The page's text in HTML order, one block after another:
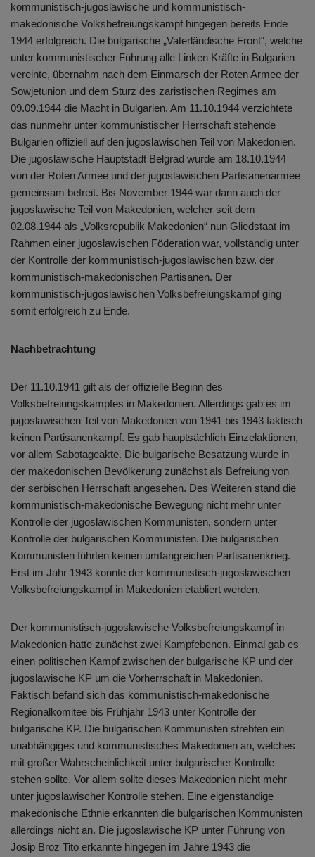
kommunistisch-jugoslawische und kommunistisch-
makedonische Volksbefreiungskampf hingegen bereits Ende
1944 erfolgreich. Die bulgarische „Vaterländische Front“, welche
unter kommunistischer Führung alle Linken Kräfte in Bulgarien
vereinte, übernahm nach dem Einmarsch der Roten Armee der
Sowjetunion und dem Sturz des zaristischen Regimes am
09.09.1944 die Macht in Bulgarien. Am 11.10.1944 verzichtete
das nunmehr unter kommunistischer Herrschaft stehende
Bulgarien offiziell auf den jugoslawischen Teil von Makedonien.
Die jugoslawische Hauptstadt Belgrad wurde am 18.10.1944
von der Roten Armee und der jugoslawischen Partisanenarmee
gemeinsam befreit. Bis November 1944 war dann auch der
jugoslawische Teil von Makedonien, welcher seit dem
02.08.1944 als „Volksrepublik Makedonien“ nun Gliedstaat im
Rahmen einer jugoslawischen Föderation war, vollständig unter
der Kontrolle der kommunistisch-jugoslawischen bzw. der
kommunistisch-makedonischen Partisanen. Der
kommunistisch-jugoslawischen Volksbefreiungskampf ging
somit erfolgreich zu Ende.
Nachbetrachtung
Der 11.10.1941 gilt als der offizielle Beginn des
Volksbefreiungskampfes in Makedonien. Allerdings gab es im
jugoslawischen Teil von Makedonien von 1941 bis 1943 faktisch
keinen Partisanenkampf. Es gab hauptsächlich Einzelaktionen,
vor allem Sabotageakte. Die bulgarische Besatzung wurde in
der makedonischen Bevölkerung zunächst als Befreiung von
der serbischen Herrschaft angesehen. Des Weiteren stand die
kommunistisch-makedonische Bewegung nicht mehr unter
Kontrolle der jugoslawischen Kommunisten, sondern unter
Kontrolle der bulgarischen Kommunisten. Die bulgarischen
Kommunisten führten keinen umfangreichen Partisanenkrieg.
Erst im Jahr 1943 konnte der kommunistisch-jugoslawischen
Volksbefreiungskampf in Makedonien etabliert werden.
Der kommunistisch-jugoslawische Volksbefreiungskampf in
Makedonien hatte zunächst zwei Kampfebenen. Einmal gab es
einen politischen Kampf zwischen der bulgarische KP und der
jugoslawische KP um die Vorherrschaft in Makedonien.
Faktisch befand sich das kommunistisch-makedonische
Regionalkomitee bis Frühjahr 1943 unter Kontrolle der
bulgarische KP. Die bulgarischen Kommunisten strebten ein
unabhängiges und kommunistisches Makedonien an, welches
mit großer Wahrscheinlichkeit unter bulgarischer Kontrolle
stehen sollte. Vor allem sollte dieses Makedonien nicht mehr
unter jugoslawischer Kontrolle stehen. Eine eigenständige
makedonische Ethnie erkannten die bulgarischen Kommunisten
allerdings nicht an. Die jugoslawische KP unter Führung von
Josip Broz Tito erkannte hingegen im Jahre 1943 die